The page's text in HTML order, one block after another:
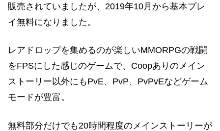
販売されていましたが、2019年10月から基本プレ
イ無料になりました。
レアドロップを集めるのが楽しいMMORPGの戦闘
をFPSにした感じのゲームで、Coopありのメイン
ストーリー以外にもPvE、PvP、PvPvEなどゲーム
モードが豊富。
無料部分だけでも20時間程度のメインストーリーが